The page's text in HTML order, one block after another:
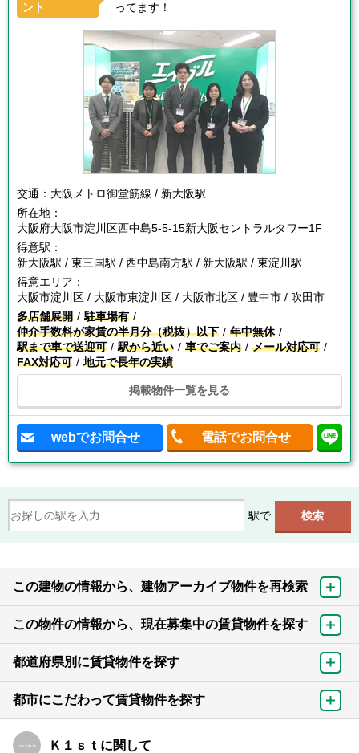
ント
ってます！
交通： 大阪メトロ御堂筋線 / 新大阪駅
所在地：
大阪府大阪市淀川区西中島5-5-15新大阪セントラルタワー1F
得意駅：
新大阪駅 / 東三国駅 / 西中島南方駅 / 新大阪駅 / 東淀川駅
得意エリア：
大阪市淀川区 / 大阪市東淀川区 / 大阪市北区 / 豊中市 / 吹田市
多店舗展開
駐車場有
仲介手数料が家賃の半月分（税抜）以下
年中無休
駅まで車で送迎可
駅から近い 車でご案内
メール対応可
FAX対応可
地元で長年の実績
掲載物件一覧を見る
webでお問合せ 電話でお問合せ
駅で
この建物の情報から、建物アーカイブ物件を再検索
この物件の情報から、現在募集中の賃貸物件を探す
都道府県別に賃貸物件を探す
都市にこだわって賃貸物件を探す
Ｋ１ｓｔに関して